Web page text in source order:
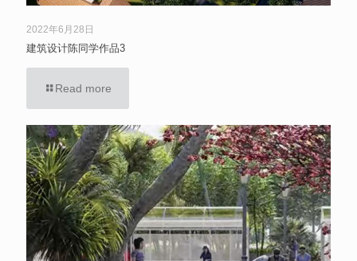
2022年6月28日
建筑设计陈同学作品3
Read more